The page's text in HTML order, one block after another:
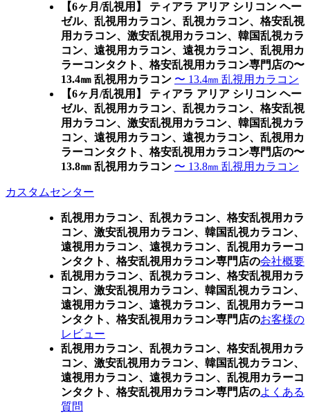
【6ヶ月/乱視用】 ティアラ アリア シリコン ヘー
ゼル、乱視用カラコン、乱視カラコン、格安乱視
用カラコン、激安乱視用カラコン、韓国乱視カラ
コン、遠視用カラコン、遠視カラコン、乱視用カ
ラーコンタクト、格安乱視用カラコン専門店の〜
13.4㎜ 乱視用カラコン 〜 13.4㎜ 乱視用カラコン
【6ヶ月/乱視用】 ティアラ アリア シリコン ヘー
ゼル、乱視用カラコン、乱視カラコン、格安乱視
用カラコン、激安乱視用カラコン、韓国乱視カラ
コン、遠視用カラコン、遠視カラコン、乱視用カ
ラーコンタクト、格安乱視用カラコン専門店の〜
13.8㎜ 乱視用カラコン 〜 13.8㎜ 乱視用カラコン
カスタムセンター
乱視用カラコン、乱視カラコン、格安乱視用カラ
コン、激安乱視用カラコン、韓国乱視カラコン、
遠視用カラコン、遠視カラコン、乱視用カラーコ
ンタクト、格安乱視用カラコン専門店の会社概要
乱視用カラコン、乱視カラコン、格安乱視用カラ
コン、激安乱視用カラコン、韓国乱視カラコン、
遠視用カラコン、遠視カラコン、乱視用カラーコ
ンタクト、格安乱視用カラコン専門店のお客様の
レビュー
乱視用カラコン、乱視カラコン、格安乱視用カラ
コン、激安乱視用カラコン、韓国乱視カラコン、
遠視用カラコン、遠視カラコン、乱視用カラーコ
ンタクト、格安乱視用カラコン専門店のよくある
質問